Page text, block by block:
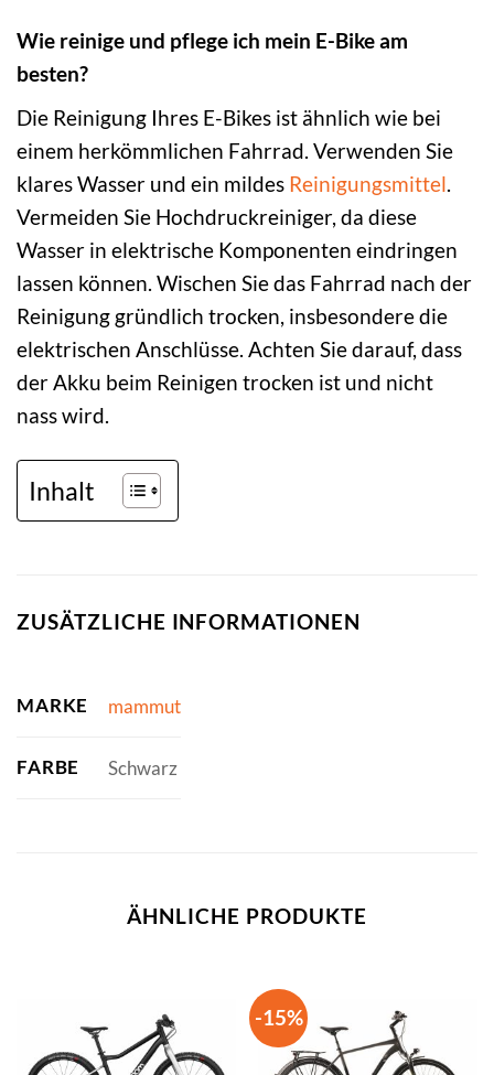
Wie reinige und pflege ich mein E-Bike am
besten?
Die Reinigung Ihres E-Bikes ist ähnlich wie bei
einem herkömmlichen Fahrrad. Verwenden Sie
klares Wasser und ein mildes Reinigungsmittel.
Vermeiden Sie Hochdruckreiniger, da diese
Wasser in elektrische Komponenten eindringen
lassen können. Wischen Sie das Fahrrad nach der
Reinigung gründlich trocken, insbesondere die
elektrischen Anschlüsse. Achten Sie darauf, dass
der Akku beim Reinigen trocken ist und nicht
nass wird.
Inhalt
ZUSÄTZLICHE INFORMATIONEN
MARKE mammut
FARBE Schwarz
ÄHNLICHE PRODUKTE
-15%